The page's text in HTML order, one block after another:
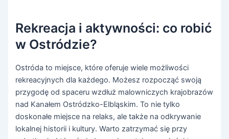
Rekreacja i aktywności: co robić
w Ostródzie?
Ostróda to miejsce, które oferuje wiele możliwości
rekreacyjnych dla każdego. Możesz rozpocząć swoją
przygodę od spaceru wzdłuż malowniczych krajobrazów
nad Kanałem Ostródzko-Elbląskim. To nie tylko
doskonałe miejsce na relaks, ale także na odkrywanie
lokalnej historii i kultury. Warto zatrzymać się przy